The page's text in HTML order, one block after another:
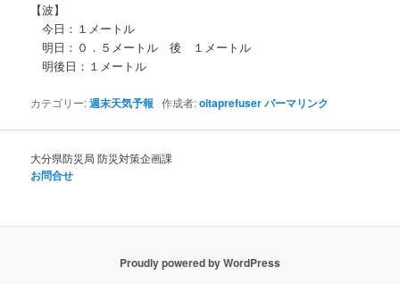
【波】
今日：１メートル
明日：０．５メートル 後 １メートル
明後日：１メートル
カテゴリー:週末天気予報 作成者:oitaprefuserパーマリンク
大分県防災局 防災対策企画課
お問合せ
Proudly powered by WordPress